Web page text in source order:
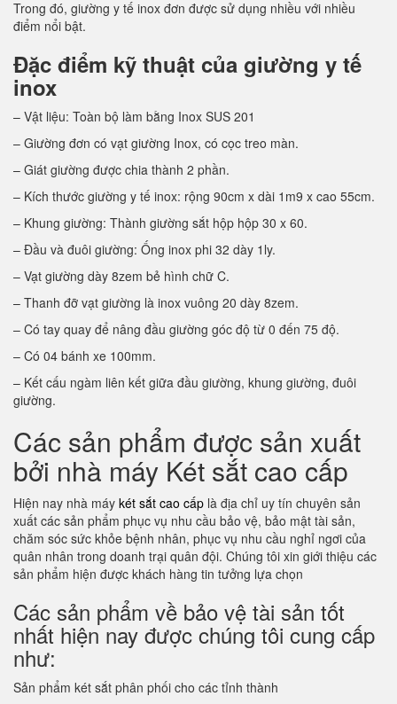
Trong đó, giường y tế inox đơn được sử dụng nhiều với nhiều
điểm nổi bật.
Đặc điểm kỹ thuật của giường y tế
inox
– Vật liệu: Toàn bộ làm bằng Inox SUS 201
– Giường đơn có vạt giường Inox, có cọc treo màn.
– Giát giường được chia thành 2 phần.
– Kích thước giường y tế inox: rộng 90cm x dài 1m9 x cao 55cm.
– Khung giường: Thành giường sắt hộp hộp 30 x 60.
– Đầu và đuôi giường: Ống inox phi 32 dày 1ly.
– Vạt giường dày 8zem bẻ hình chữ C.
– Thanh đỡ vạt giường là inox vuông 20 dày 8zem.
– Có tay quay để nâng đầu giường góc độ từ 0 đến 75 độ.
– Có 04 bánh xe 100mm.
– Kết cấu ngàm liên kết giữa đầu giường, khung giường, đuôi
giường.
Các sản phẩm được sản xuất
bởi nhà máy Két sắt cao cấp
Hiện nay nhà máy két sắt cao cấp là địa chỉ uy tín chuyên sản
xuất các sản phẩm phục vụ nhu cầu bảo vệ, bảo mật tài sản,
chăm sóc sức khỏe bệnh nhân, phục vụ nhu cầu nghỉ ngơi của
quân nhân trong doanh trại quân đội. Chúng tôi xin giới thiệu các
sản phẩm hiện được khách hàng tin tưởng lựa chọn
Các sản phẩm về bảo vệ tài sản tốt
nhất hiện nay được chúng tôi cung cấp
như:
Sản phẩm két sắt phân phối cho các tỉnh thành